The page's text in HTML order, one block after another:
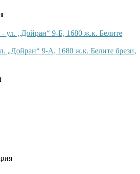
ул. „Дойран“ 9-Б, 1680 ж.к. Белите
„Дойран“ 9-А, 1680 ж.к. Белите брези,